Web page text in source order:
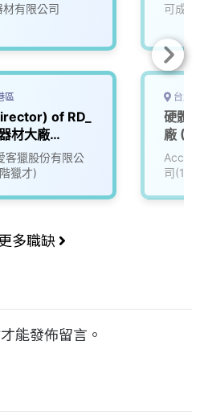
有限公司
區
of RD_
材大廠
客獵股份有限公
獵才)
可成科
台北
硬體
廠
司
多職缺
能發佈留言。